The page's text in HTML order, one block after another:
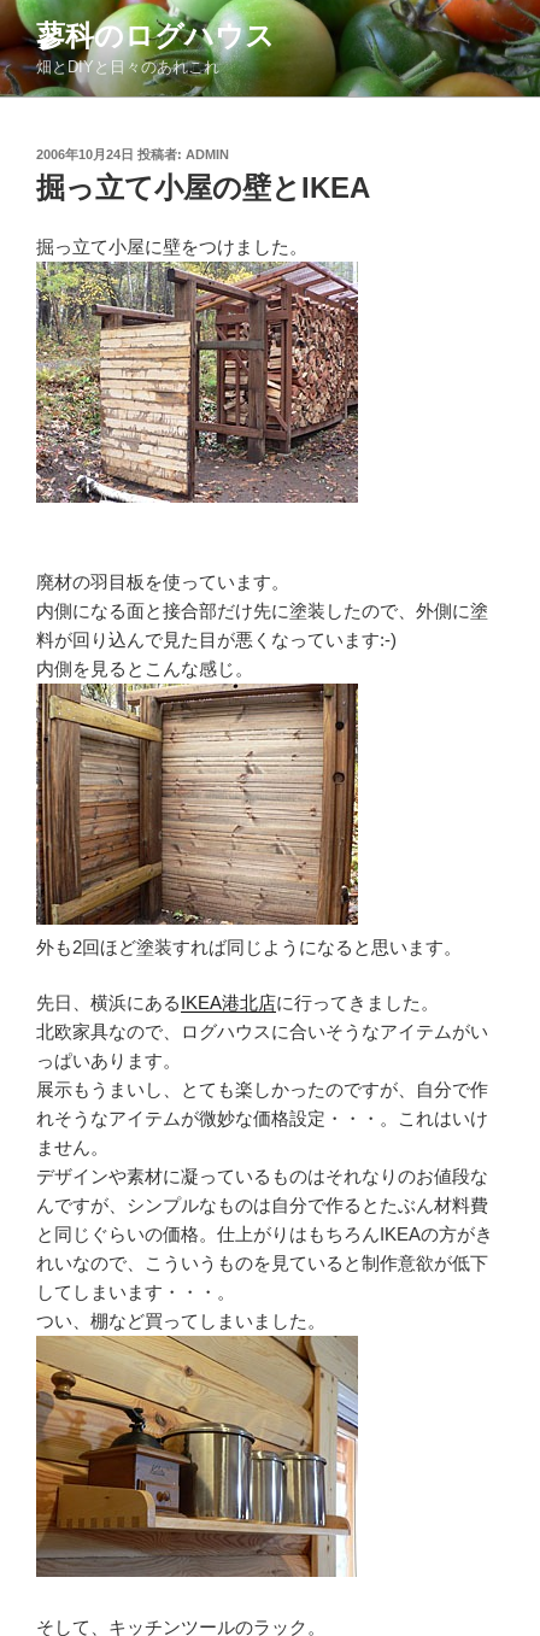
コ
ン
テ
ン
蓼科のログハウス
畑とDIYと日々のあれこれ
投
稿
日:
2006年10月24日 投稿者: ADMIN
掘っ立て小屋の壁とIKEA
掘っ立て小屋に壁をつけました。
廃材の羽目板を使っています。
内側になる面と接合部だけ先に塗装したので、外側に塗
料が回り込んで見た目が悪くなっています:-)
内側を見るとこんな感じ。
外も2回ほど塗装すれば同じようになると思います。
先日、横浜にあるIKEA港北店に行ってきました。
北欧家具なので、ログハウスに合いそうなアイテムがい
っぱいあります。
展示もうまいし、とても楽しかったのですが、自分で作
れそうなアイテムが微妙な価格設定・・・。これはいけ
ません。
デザインや素材に凝っているものはそれなりのお値段な
んですが、シンプルなものは自分で作るとたぶん材料費
と同じぐらいの価格。仕上がりはもちろんIKEAの方がき
れいなので、こういうものを見ていると制作意欲が低下
してしまいます・・・。
つい、棚など買ってしまいました。
そして、キッチンツールのラック。